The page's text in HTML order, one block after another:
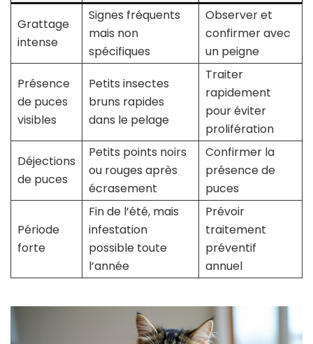
Grattage
intense
Signes fréquents
mais non
spécifiques
Observer et
confirmer avec
un peigne
Présence
de puces
visibles
Petits insectes
bruns rapides
dans le pelage
Traiter
rapidement
pour éviter
prolifération
Déjections
de puces
Petits points noirs
ou rouges après
écrasement
Confirmer la
présence de
puces
Période
forte
Fin de l’été, mais
infestation
possible toute
l’année
Prévoir
traitement
préventif
annuel